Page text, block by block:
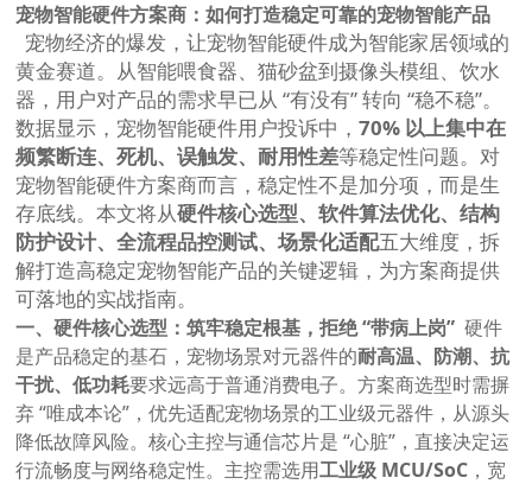
宠物智能硬件方案商：如何打造稳定可靠的宠物智能产品
宠物经济的爆发，让宠物智能硬件成为智能家居领域的
黄金赛道。从智能喂食器、猫砂盆到摄像头模组、饮水
器，用户对产品的需求早已从 “有没有” 转向 “稳不稳”。
数据显示，宠物智能硬件用户投诉中，70% 以上集中在
频繁断连、死机、误触发、耐用性差等稳定性问题。对
宠物智能硬件方案商而言，稳定性不是加分项，而是生
存底线。本文将从硬件核心选型、软件算法优化、结构
防护设计、全流程品控测试、场景化适配五大维度，拆
解打造高稳定宠物智能产品的关键逻辑，为方案商提供
可落地的实战指南。
一、硬件核心选型：筑牢稳定根基，拒绝 “带病上岗” 硬件
是产品稳定的基石，宠物场景对元器件的耐高温、防潮、抗
干扰、低功耗要求远高于普通消费电子。方案商选型时需摒
弃 “唯成本论”，优先适配宠物场景的工业级元器件，从源头
降低故障风险。核心主控与通信芯片是 “心脏”，直接决定运
行流畅度与网络稳定性。主控需选用工业级 MCU/SoC ，宽